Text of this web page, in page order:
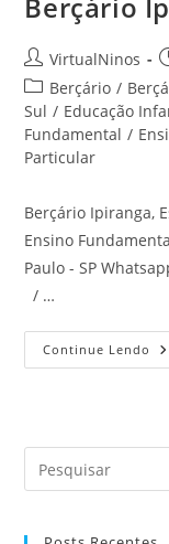
Autor
do
post:
VirtualNinos
Categoria
do
post:
Berçário /
Sul / Educação
Fundamental /
Particular
Berçário Ipiranga,
Ensino
Paulo - SP
/ …
Continue Lendo